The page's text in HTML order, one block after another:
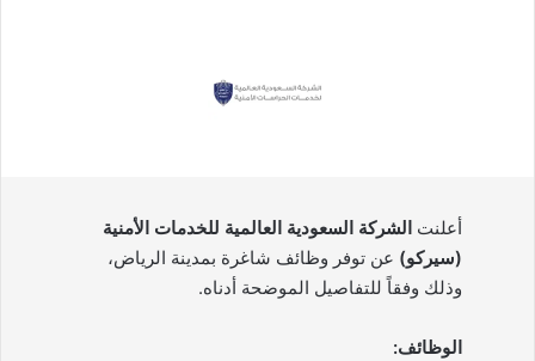
أعلنت الشركة السعودية العالمية للخدمات الأمنية
(سيركو) عن توفر وظائف شاغرة بمدينة الرياض،
وذلك وفقاً للتفاصيل الموضحة أدناه.
الوظائف: